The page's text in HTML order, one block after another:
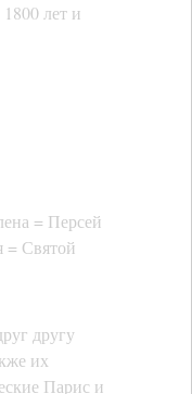
лет и
= Персей
= Святой
другу
их
Парис и